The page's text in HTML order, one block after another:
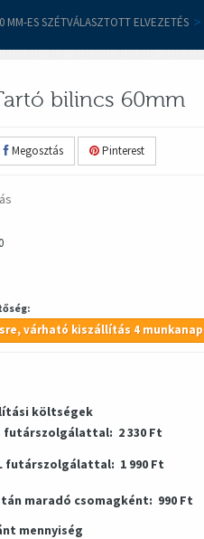
MM-ES SZÉTVÁLASZTOTT ELVEZETÉS >
bilincs 60mm
Megosztás Pinterest
várható kiszállítás 4 munkanap
költségek
futárszolgálattal: 2 330 Ft
futárszolgálattal: 1 990 Ft
maradó csomagként: 990 Ft
mennyiség